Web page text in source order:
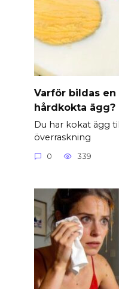
Varför bildas
hårdkokta ägg?
Du har kokat ägg
överraskning
0 339